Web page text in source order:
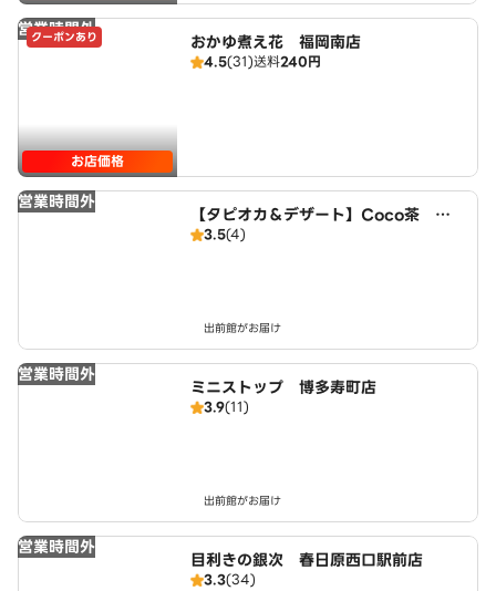
営業時間外
クーポンあり
お店価格
おかゆ煮え花 福岡南店
4.5(31)送料240円
営業時間外
【タピオカ＆デザート】Coco茶 清
水店
3.5(4)
出前館がお届け
営業時間外
ミニストップ 博多寿町店
3.9(11)
出前館がお届け
営業時間外
目利きの銀次 春日原西口駅前店
3.3(34)